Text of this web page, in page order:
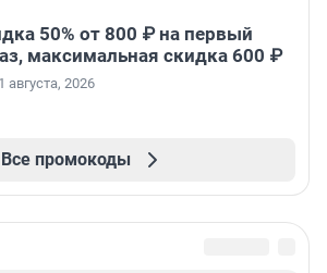
50% от 800 ₽ на первый
максимальная скидка 600 ₽
августа, 2026
Все промокоды